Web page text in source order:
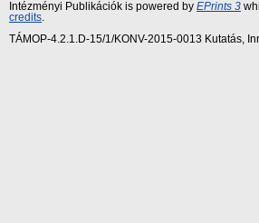
Intézményi Publikációk is powered by EPrints 3
credits
TÁMOP-4.2.1.D-15/1/KONV-2015-0013 Kutatás,